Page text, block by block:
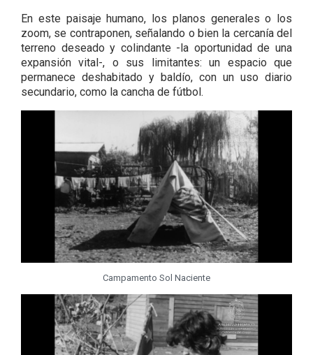
En este paisaje humano, los planos generales o los
zoom, se contraponen, señalando o bien la cercanía del
terreno deseado y colindante -la oportunidad de una
expansión vital-, o sus limitantes: un espacio que
permanece deshabitado y baldío, con un uso diario
secundario, como la cancha de fútbol.
Campamento Sol Naciente